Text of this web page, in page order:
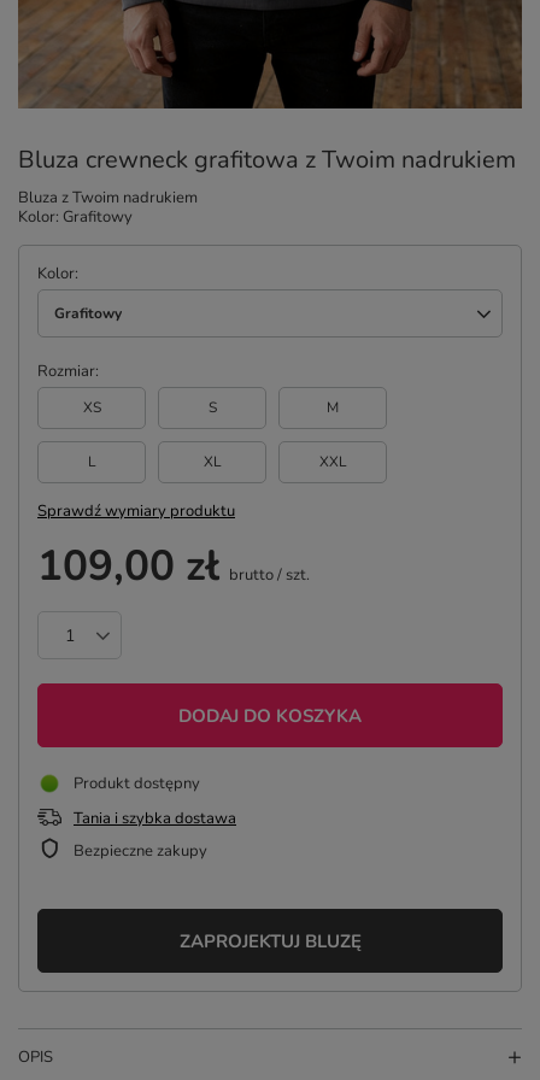
Bluza crewneck grafitowa z Twoim nadrukiem
Bluza z Twoim nadrukiem
Kolor: Grafitowy
Kolor
Grafitowy
Rozmiar
XS S M
L XL XXL
Sprawdź wymiary produktu
109,00 zł brutto/ szt.
DODAJ DO KOSZYKA
Produkt dostępny
Tania i szybka dostawa
Bezpieczne zakupy
ZAPROJEKTUJ BLUZĘ
OPIS